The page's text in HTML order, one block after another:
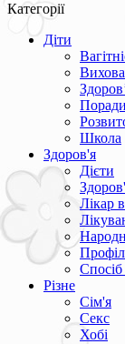
Категорії
Діти
Школа
Здоров'я
Дієти
Лікар
Різне
Сім'я
Секс
Хобі